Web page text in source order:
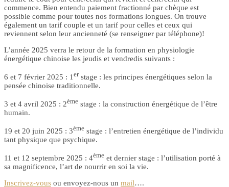
commence. Bien entendu paiement fractionné par chèque est
possible comme pour toutes nos formations longues. On trouve
également un tarif couple et un tarif pour celles et ceux qui
reviennent selon leur ancienneté (se renseigner par téléphone)!
L’année 2025 verra le retour de la formation en physiologie
énergétique chinoise les jeudis et vendredis suivants :
6 et 7 février 2025 : 1 erstage : les principes énergétiques selon la
pensée chinoise traditionnelle.
3 et 4 avril 2025 : 2ème stage : la construction énergétique de l’être
humain.
19 et 20 juin 2025 : 3ème stage : l’entretien énergétique de l’individu
tant physique que psychique.
11 et 12 septembre 2025 : 4ème et dernier stage : l’utilisation porté à
sa magnificence, l’art de nourrir en soi la vie.
Inscrivez-vous ou envoyez-nous un mail….